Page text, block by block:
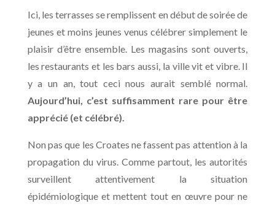
Ici, les terrasses se remplissent en début de soirée de
jeunes et moins jeunes venus célébrer simplement le
plaisir d’être ensemble. Les magasins sont ouverts,
les restaurants et les bars aussi, la ville vit et vibre. Il
y a un an, tout ceci nous aurait semblé normal.
Aujourd’hui, c’est suffisamment rare pour être
apprécié (et célébré).
Non pas que les Croates ne fassent pas attention à la
propagation du virus. Comme partout, les autorités
surveillent attentivement la situation
épidémiologique et mettent tout en œuvre pour ne